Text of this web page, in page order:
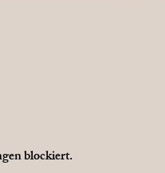
blockiert.